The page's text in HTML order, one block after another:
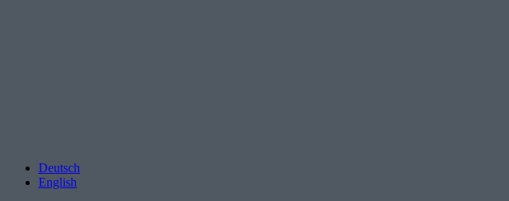
Deutsch
English